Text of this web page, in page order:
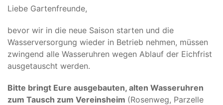
Liebe Gartenfreunde,
bevor wir in die neue Saison starten und die
Wasserversorgung wieder in Betrieb nehmen, müssen
zwingend alle Wasseruhren wegen Ablauf der Eichfrist
ausgetauscht werden.
Bitte bringt Eure ausgebauten, alten Wasseruhren
zum Tausch zum Vereinsheim (Rosenweg, Parzelle